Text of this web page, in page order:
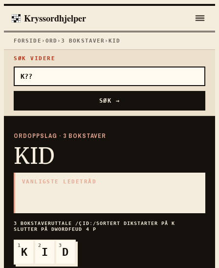
Kryssordhjelper
FORSIDE › ORD ›3 BOKSTAVER ›KID
SØK VIDERE
SØK →
ORDOPPSLAG · 3 BOKSTAVER
KID
VANLIGSTE LEDETRÅD
3 BOKSTAVERUTTALE /ÇIDː/SORTERT DIKSTARTER PÅK
SLUTTER PÅDWORDFEUD 4 P
1
K
2
I
3
D